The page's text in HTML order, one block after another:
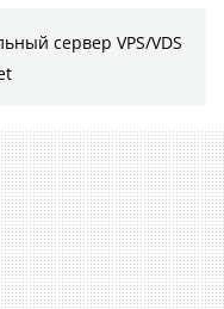
сервер VPS/VDS